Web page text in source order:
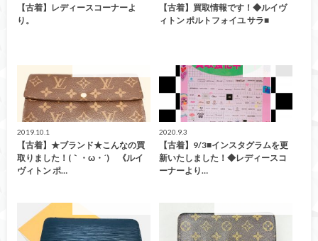
【古着】レディースコーナーよ
り。
【古着】買取情報です！◆ルイヴ
ィトン ポルトフォイユ サラ■
2019.10.1
【古着】★ブランド★こんなの買
取りました！(｀・ω・´)ゞ《ルイ
ヴィトン ポ…
2020.9.3
【古着】9/3■インスタグラムを更
新いたしました！◆レディースコ
ーナーより…